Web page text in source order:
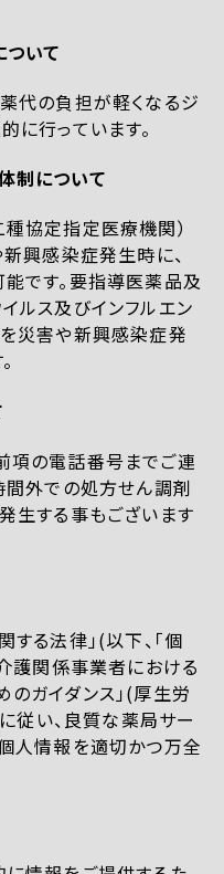
いて
代の負担が軽くなるジ
に行っています。
制について
協定指定医療機関）
新興感染症発生時に、
です。要指導医薬品及
ルス及びインフルエン
災害や新興感染症発
項の電話番号までご連
間外での処方せん調剤
生する事もございます
る法律」(以下、「個
護関係事業者における
ガイダンス」(厚生労
従い、良質な薬局サー
人情報を適切かつ万全